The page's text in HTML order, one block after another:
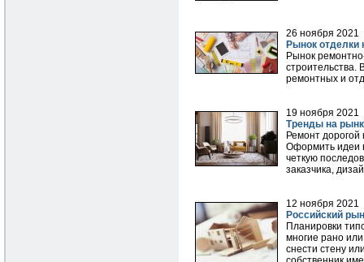
26 ноября 2021
Рынок отделки
Рынок
строительства.
ремонтных и
19 ноября 2021
Тренды на
Ремонт дорогой
Оформить идеи
четкую
заказчика,
12 ноября 2021
Российский
Планировки
многие рано
снести стену